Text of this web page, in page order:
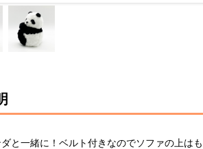
と一緒に！ベルト付きなのでソファの上は